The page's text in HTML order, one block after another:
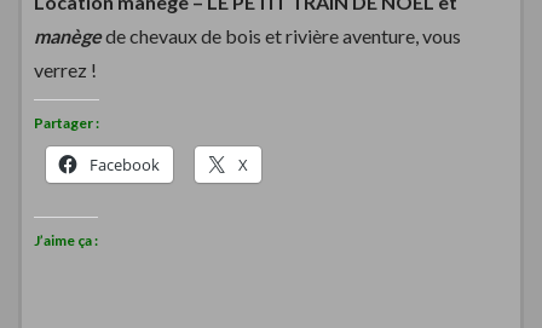
manègede chevaux de bois et rivière aventure, vous
verrez !
Partager :
Facebook X
J’aime ça :